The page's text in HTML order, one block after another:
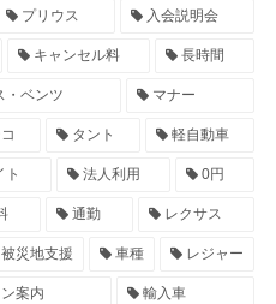
プリウス 入会説明会
キャンセル料 長時間
ベンツ マナー
タント 軽自動車
ト 法人利用 0円
通勤 レクサス
被災地支援 車種 レジャー
案内 輸入車